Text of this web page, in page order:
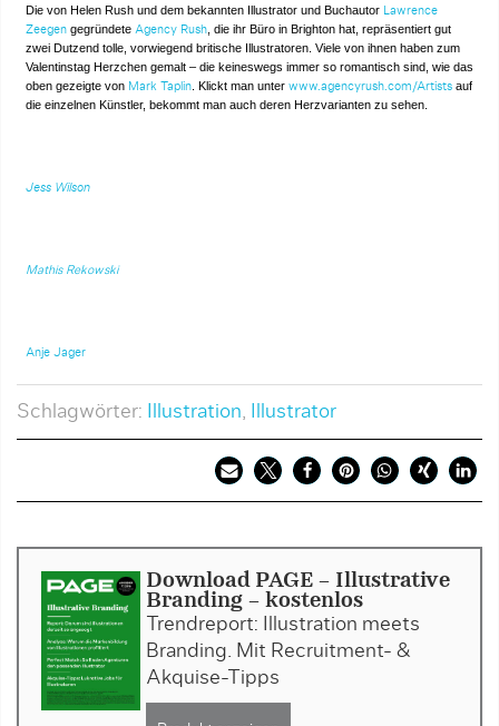
Die von Helen Rush und dem bekannten Illustrator und Buchautor
Lawrence
Zeegen gegründete Agency Rush , die ihr Büro in Brighton hat, repräsentiert gut
zwei Dutzend tolle, vorwiegend britische Illustratoren. Viele von ihnen haben zum
Valentinstag Herzchen gemalt – die keineswegs immer so romantisch sind, wie das
oben gezeigte von Mark Taplin . Klickt man unter www.agencyrush.com/Artists auf
die einzelnen Künstler, bekommt man auch deren Herzvarianten zu sehen.
Jess Wilson
Mathis Rekowski
Anje Jager
Schlagwörter: Illustration, Illustrator
Download PAGE - Illustrative
Branding - kostenlos
Trendreport: Illustration meets
Branding. Mit Recruitment- &
Akquise-Tipps